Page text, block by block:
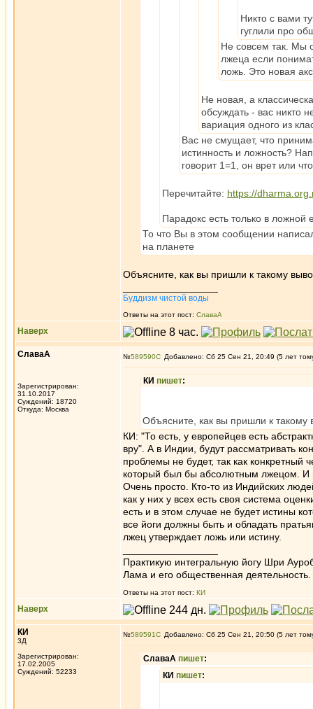
Никто с вами
гуглили про
Не совсем так. Мы
лжеца если
ложь. Это новая
Не новая, а
обсуждать - вас никто
вариация одного из
Вас не смущает, что
истинность и ложность?
говорит 1=1, он врет или
Перечитайте: https://
Парадокс есть только в ложной
То что Вы в этом сообщении
на планете
Объясните, как вы пришли к такому
Буддизм чистой воды
Ответы на этот пост: СлаваА
Наверх
СлаваА
Зарегистрирован:
31.10.2017
Суждений: 18720
Откуда: Москва
№589590 Добавлено: Сб 25 Сен 21, 20:49 (5 лет
КИ пишет:
Объясните, как вы пришли к
КИ: "То есть, у европейцев есть
вру". А в Индии, будут рассматривать
проблемы не будет, так как конкретный
который был бы абсолютным лжецом. И
Очень просто. Кто-то из Индийских
как у них у всех есть своя система
есть и в этом случае не будет истины
все йоги должны быть и обладать
лжец утверждает ложь или истину.
Практикую интегральную йогу Шри
Лама и его общественная деятельность.
Ответы на этот пост: КИ
Наверх
КИ
3Д
Зарегистрирован:
17.02.2005
Суждений: 52233
№589591 Добавлено: Сб 25 Сен 21, 20:50 (5 лет
СлаваА пишет:
КИ пишет: